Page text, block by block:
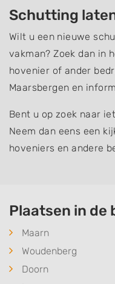
Schutting
Wilt u een nieuwe
vakman? Zoek dan in
hovenier of ander
Maarsbergen en
Bent u op zoek naar
Neem dan eens een
hoveniers en andere
Plaatsen in de
Maarn
Woudenberg
Doorn